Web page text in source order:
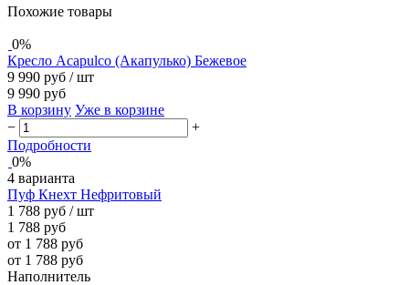
Похожие товары
0%
Кресло Acapulco (Акапулько) Бежевое
9 990 руб / шт
9 990 руб
В корзину Уже в корзине
−
+
Подробности
0%
4 варианта
Пуф Кнехт Нефритовый
1 788 руб / шт
1 788 руб
от 1 788 руб
от 1 788 руб
Наполнитель